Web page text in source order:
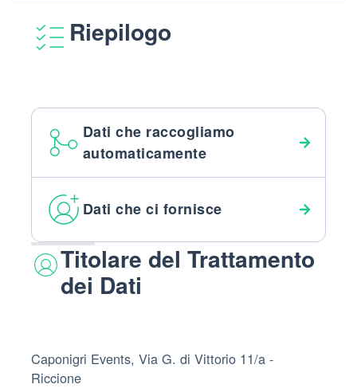
Riepilogo
Dati che raccogliamo
automaticamente
Dati che ci fornisce
Titolare del Trattamento
dei Dati
Caponigri Events, Via G. di Vittorio 11/a -
Riccione